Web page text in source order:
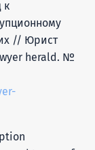
к
// Юрист
herald. №